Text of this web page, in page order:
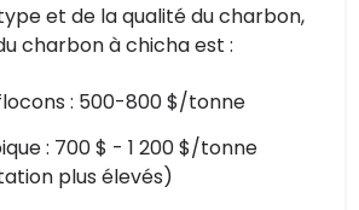
et de la qualité du charbon,
charbon à chicha est :
: 500-800 $/tonne
: 700 $ - 1 200 $/tonne
plus élevés)